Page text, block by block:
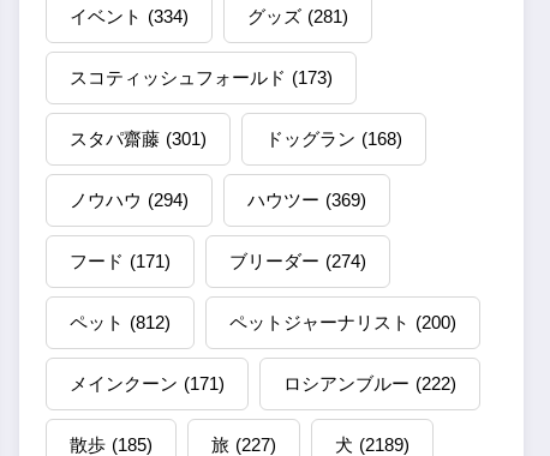
イベント (334) グッズ (281)
スコティッシュフォールド (173)
スタパ齋藤 (301) ドッグラン (168)
ノウハウ (294) ハウツー (369)
フード (171) ブリーダー (274)
ペット (812) ペットジャーナリスト (200)
メインクーン (171) ロシアンブルー (222)
散歩 (185) 旅 (227) 犬 (2189)